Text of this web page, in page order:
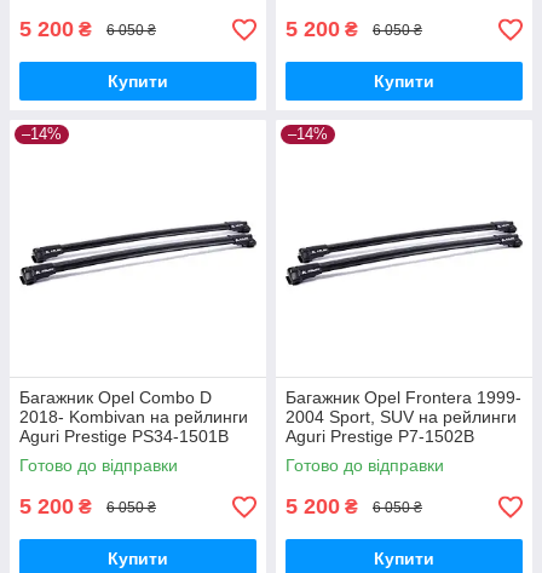
5 200 ₴ 6 050 ₴
Купити
5 200 ₴ 6 050 ₴
Купити
–14%
Багажник Opel Combo D
2018- Kombivan на рейлинги
Aguri Prestige PS34-1501B
Готово до відправки
5 200 ₴ 6 050 ₴
Купити
–14%
Багажник Opel Frontera 1999-
2004 Sport, SUV на рейлинги
Aguri Prestige P7-1502B
Готово до відправки
5 200 ₴ 6 050 ₴
Купити